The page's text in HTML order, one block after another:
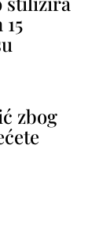
zbog